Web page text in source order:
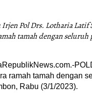
Irjen Pol Drs. Lotharia
tamah dengan
ramah tamah dengan
Rabu (3/1/2023).